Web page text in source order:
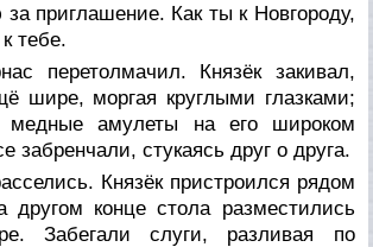
за приглашение. Как ты к Новгороду,
тебе.
Князёк закивал,
шире, моргая круглыми глазками;
медные амулеты на его широком
забренчали, стукаясь друг о друга.
Князёк пристроился рядом
другом конце стола разместились
Забегали слуги, разливая по